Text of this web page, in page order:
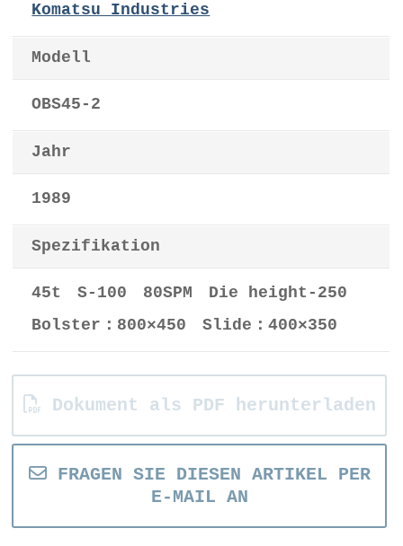
Komatsu Industries
Modell
OBS45-2
Jahr
1989
Spezifikation
45t S-100 80SPM Die height-250
Bolster：800×450 Slide：400×350
Dokument als PDF herunterladen
FRAGEN SIE DIESEN ARTIKEL PER
E-MAIL AN